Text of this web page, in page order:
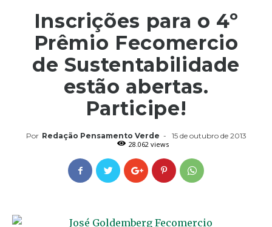
Inscrições para o 4º
Prêmio Fecomercio
de Sustentabilidade
estão abertas.
Participe!
Por Redação Pensamento Verde -
15 de outubro de 2013
28.062 views